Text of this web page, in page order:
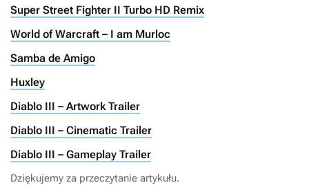
Super Street Fighter II Turbo HD Remix
World of Warcraft – I am Murloc
Samba de Amigo
Huxley
Diablo III – Artwork Trailer
Diablo III – Cinematic Trailer
Diablo III – Gameplay Trailer
Dziękujemy za przeczytanie artykułu.